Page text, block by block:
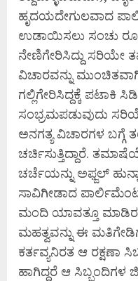
ಹೃದಯದೇಗುಲವಾದ
ಉಡಾಯಿಸಲು ಸಂಚು
ನೇಣಿಗೇರಿಸಿದ್ದು ಸರಿಯೇ
ವಿಚಾರವನ್ನು
ಗಲ್ಲಿಗೇರಿಸಿದ್ದಕ್ಕೆ ಪಟಾಕಿ
ಸಂಭ್ರಮಪಡುವುದು
ಅನಗತ್ಯ ವಿಚಾರಗಳ ಬಗ್ಗೆ
ಚರ್ಚಿಸುತ್ತಿದ್ದಾರೆ.
ಚರ್ಚೆಯನ್ನು ಅಫ್ಜಲ್
ಸಾವಿಗೀಡಾದ
ಮಂದಿ ಯಾವತ್ತೂ
ಮಹತ್ವವನ್ನು ಈ
ಕರ್ತವ್ಯನಿರತ ಆ ರಕ್ಷಣಾ
ಹಾಗಿದ್ದರೆ ಆ ಸಿಬ್ಬಂದಿಗಳ